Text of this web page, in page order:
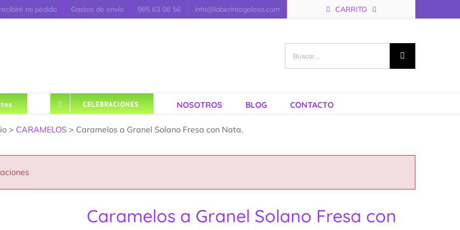
mi pedido Gastos de envío 985 63 06 56 info@laberintogoloso.com CARRITO
CELEBRACIONES NOSOTROS BLOG CONTACTO
> CARAMELOS> Caramelos a Granel Solano Fresa con Nata.
Caramelos a Granel Solano Fresa con